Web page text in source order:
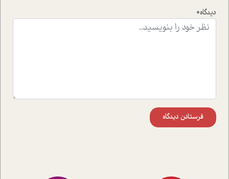
موثرترین راهکارهای استفاده از هوش مصنوعی در حوزه های
دیدگاه*
فرستادن دیدگاه